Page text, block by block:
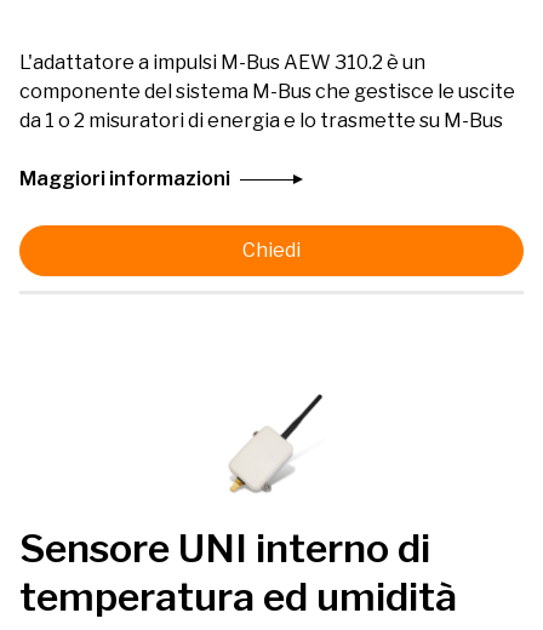
L'adattatore a impulsi M-Bus AEW 310.2 è un
componente del sistema M-Bus che gestisce le uscite
da 1 o 2 misuratori di energia e lo trasmette su M-Bus
Maggiori informazioni
Chiedi
Sensore UNI interno di
temperatura ed umidità